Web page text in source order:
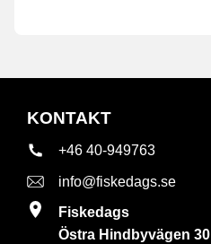
KONTAKT
+46 40-949763
info@fiskedags.se
Fiskedags
Östra Hindbyvägen 30